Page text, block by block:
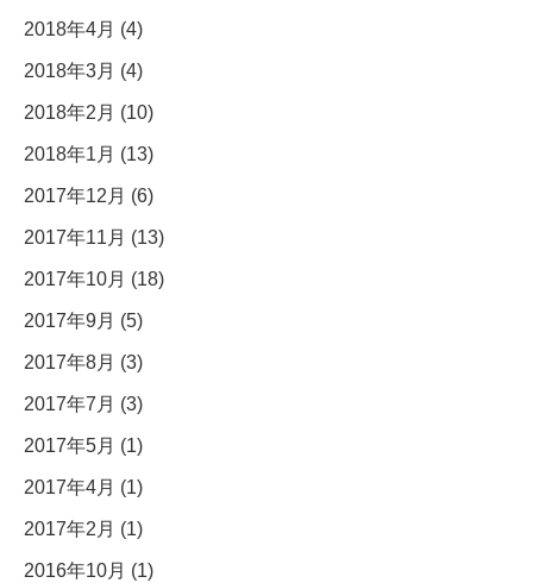
2018年4月 (4)
2018年3月 (4)
2018年2月 (10)
2018年1月 (13)
2017年12月 (6)
2017年11月 (13)
2017年10月 (18)
2017年9月 (5)
2017年8月 (3)
2017年7月 (3)
2017年5月 (1)
2017年4月 (1)
2017年2月 (1)
2016年10月 (1)